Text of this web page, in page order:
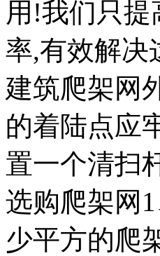
用!我们只
率,有效解决
建筑爬架网
的着陆点应
置一个清扫
选购爬架网
少平方的爬